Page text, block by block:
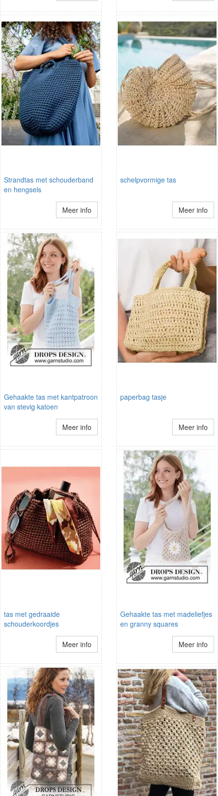
Strandtas met schouderband
en hengsels
Meer info
schelpvormige tas
Meer info
Gehaakte tas met kantpatroon
van stevig katoen
Meer info
paperbag tasje
Meer info
tas met gedraaide
schouderkoordjes
Meer info
Gehaakte tas met madeliefjes
en granny squares
Meer info